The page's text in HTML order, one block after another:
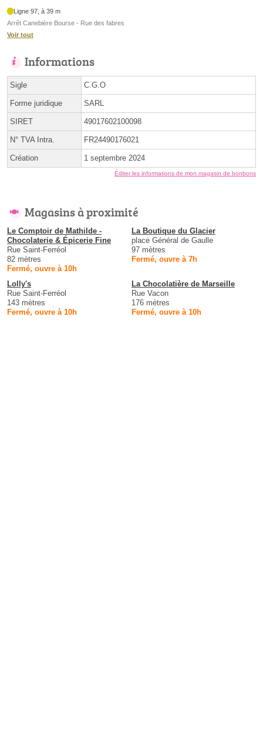
Ligne 97, à 39 m
Arrêt Canebière Bourse - Rue des fabres
Voir tout
Informations
Sigle C.G.O
Forme juridique SARL
SIRET 49017602100098
N° TVA Intra. FR24490176021
Création 1 septembre 2024
Éditer les informations de mon magasin de bonbons
Magasins à proximité
Le Comptoir de Mathilde -
Chocolaterie & Épicerie Fine
Rue Saint-Ferréol
82 mètres
Fermé, ouvre à 10h
La Boutique du Glacier
place Général de Gaulle
97 mètres
Fermé, ouvre à 7h
Lolly's
Rue Saint-Ferréol
143 mètres
Fermé, ouvre à 10h
La Chocolatière de Marseille
Rue Vacon
176 mètres
Fermé, ouvre à 10h